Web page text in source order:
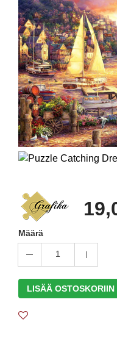
Määrä
1
LISÄÄ OSTOSKORIIN